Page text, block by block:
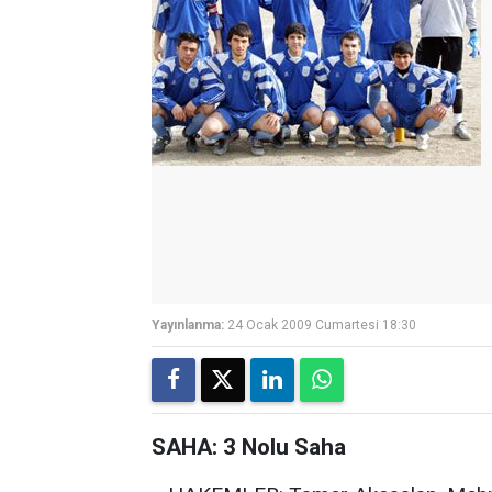
Yayınlanma: 24 Ocak 2009 Cumartesi 18:30
SAHA: 3 Nolu Saha